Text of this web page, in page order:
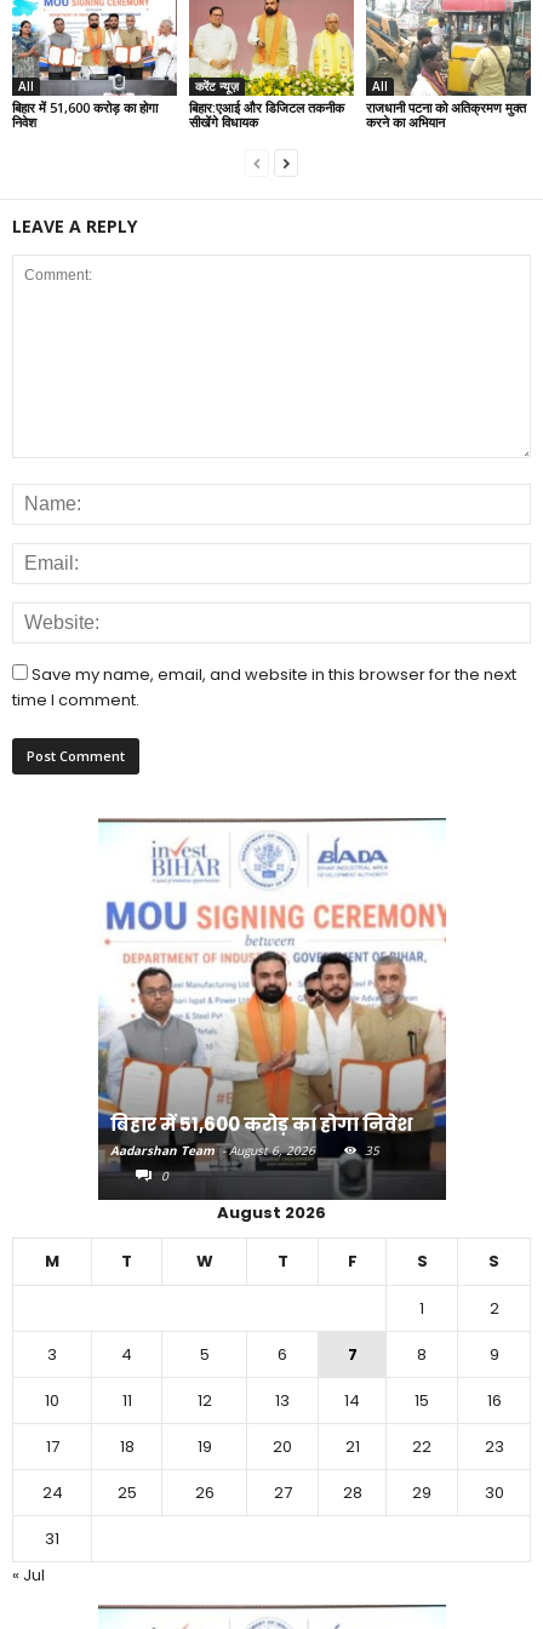
All
बिहार में 51,600 करोड़ का होगा
निवेश
करेंट न्यूज़
बिहार:एआई और डिजिटल तकनीक
सीखेंगे विधायक
All
राजधानी पटना को अतिक्रमण मुक्त
करने का अभियान
LEAVE A REPLY
Save my name, email, and website in this browser for the next
time I comment.
बिहार में 51,600 करोड़ का होगा निवेश
Aadarshan Team - August 6, 2026
35
0
August 2026
M T W T F S S
1
2
3
4 5 6 7 8
9
10
11 12 13 14 15
16
17
18 19 20 21 22
23
24
25 26 27 28 29
30
31
« Jul